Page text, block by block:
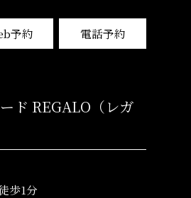
予約 電話予約
ド REGALO（レガ
歩1分